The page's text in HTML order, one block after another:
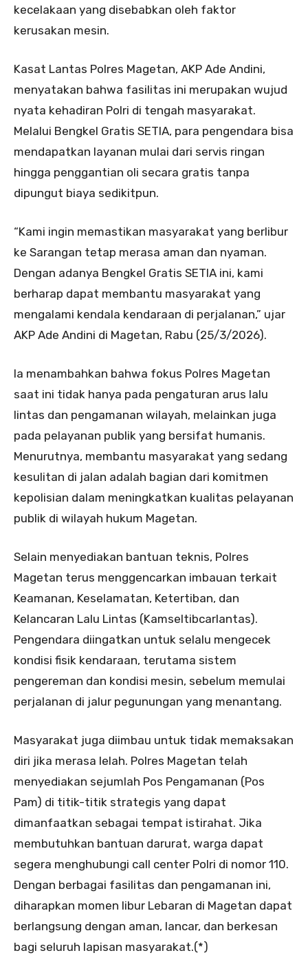
kecelakaan yang disebabkan oleh faktor
kerusakan mesin.
Kasat Lantas Polres Magetan, AKP Ade Andini,
menyatakan bahwa fasilitas ini merupakan wujud
nyata kehadiran Polri di tengah masyarakat.
Melalui Bengkel Gratis SETIA, para pengendara bisa
mendapatkan layanan mulai dari servis ringan
hingga penggantian oli secara gratis tanpa
dipungut biaya sedikitpun.
“Kami ingin memastikan masyarakat yang berlibur
ke Sarangan tetap merasa aman dan nyaman.
Dengan adanya Bengkel Gratis SETIA ini, kami
berharap dapat membantu masyarakat yang
mengalami kendala kendaraan di perjalanan,” ujar
AKP Ade Andini di Magetan, Rabu (25/3/2026).
Ia menambahkan bahwa fokus Polres Magetan
saat ini tidak hanya pada pengaturan arus lalu
lintas dan pengamanan wilayah, melainkan juga
pada pelayanan publik yang bersifat humanis.
Menurutnya, membantu masyarakat yang sedang
kesulitan di jalan adalah bagian dari komitmen
kepolisian dalam meningkatkan kualitas pelayanan
publik di wilayah hukum Magetan.
Selain menyediakan bantuan teknis, Polres
Magetan terus menggencarkan imbauan terkait
Keamanan, Keselamatan, Ketertiban, dan
Kelancaran Lalu Lintas (Kamseltibcarlantas).
Pengendara diingatkan untuk selalu mengecek
kondisi fisik kendaraan, terutama sistem
pengereman dan kondisi mesin, sebelum memulai
perjalanan di jalur pegunungan yang menantang.
Masyarakat juga diimbau untuk tidak memaksakan
diri jika merasa lelah. Polres Magetan telah
menyediakan sejumlah Pos Pengamanan (Pos
Pam) di titik-titik strategis yang dapat
dimanfaatkan sebagai tempat istirahat. Jika
membutuhkan bantuan darurat, warga dapat
segera menghubungi call center Polri di nomor 110.
Dengan berbagai fasilitas dan pengamanan ini,
diharapkan momen libur Lebaran di Magetan dapat
berlangsung dengan aman, lancar, dan berkesan
bagi seluruh lapisan masyarakat.(*)